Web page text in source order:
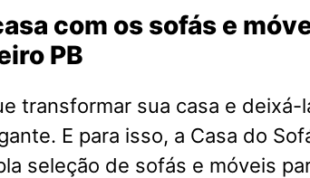
com os sofás e
PB
transformar sua casa e deixá-
E para isso, a Casa do
seleção de sofás e móveis